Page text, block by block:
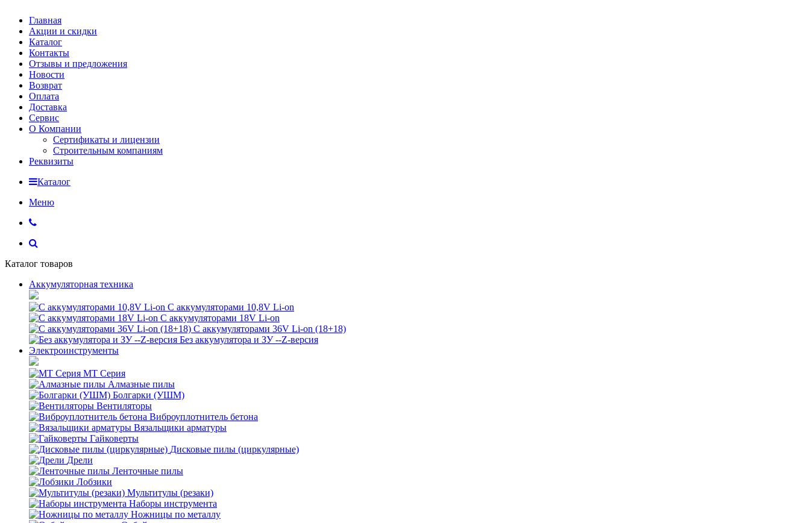
Главная
Акции и скидки
Каталог
Контакты
Отзывы и предложения
Новости
Возврат
Оплата
Доставка
Сервис
О Компании
Сертификаты и лицензии
Строительным компаниям
Реквизиты
Каталог
Меню
Каталог товаров
Аккумуляторная техника
С аккумуляторами 10,8V Li-on
С аккумуляторами 18V Li-on
С аккумуляторами 36V Li-on (18+18)
Без аккумулятора и ЗУ --Z-версия
Электроинструменты
MT Серия
Алмазные пилы
Болгарки (УШМ)
Вентиляторы
Виброуплотнитель бетона
Вязальщики арматуры
Гайковерты
Дисковые пилы (циркулярные)
Дрели
Ленточные пилы
Лобзики
Мультитулы (резаки)
Наборы инструмента
Ножницы по металлу